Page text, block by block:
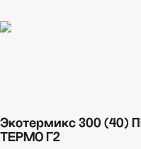
Экотермикс 300 (40)
ТЕРМО Г2